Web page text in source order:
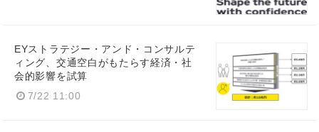
EYストラテジー・アンド・コンサルテ
ィング、交通空白がもたらす経済・社
会的影響を試算
7/22 11:00